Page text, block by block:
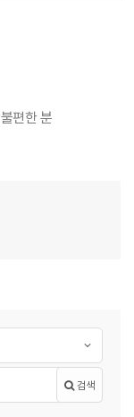
편한 분
검색